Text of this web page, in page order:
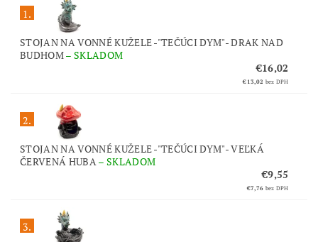
1.
STOJAN NA VONNÉ KUŽELE -"TEČÚCI DYM"- DRAK NAD
BUDHOM–SKLADOM
€16,02
€13,02 bez DPH
2.
STOJAN NA VONNÉ KUŽELE -"TEČÚCI DYM"- VEĽKÁ
ČERVENÁ HUBA– SKLADOM
€9,55
€7,76 bez DPH
3.